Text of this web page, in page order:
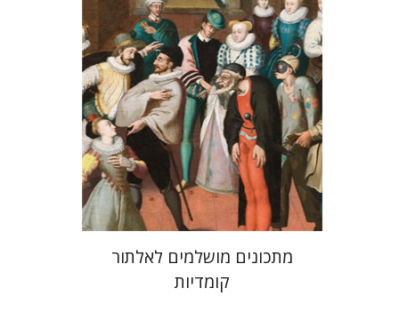
הנחת אתר ספר מודפס
$42
$38
מתכונים מושלמים לאלתור
קומדיות